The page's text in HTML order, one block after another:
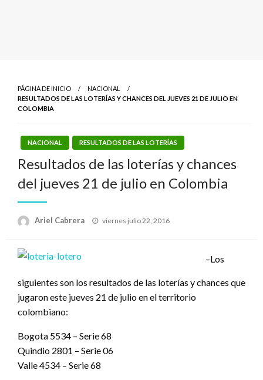
PÁGINA DE INICIO
NACIONAL
RESULTADOS DE LAS LOTERÍAS Y CHANCES DEL JUEVES 21 DE JULIO EN
COLOMBIA
NACIONAL RESULTADOS DE LAS LOTERÍAS
Resultados de las loterías y chances
del jueves 21 de julio en Colombia
Ariel Cabrera
Publicado
viernes julio 22, 2016
–Los
siguientes son los resultados de las loterías y chances que
jugaron este jueves 21 de julio en el territorio
colombiano:
Bogota 5534 – Serie 68
Quindio 2801 – Serie 06
Valle 4534 – Serie 68